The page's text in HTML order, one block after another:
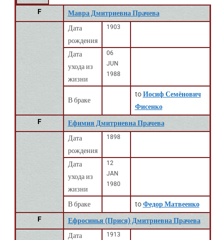
F
Мавра Дмитриевна Прачева
Дата
рождения
1903
Дата
ухода из
жизни
06
JUN
1988
В браке
toИосиф Семёнович
Фисенко
F
Ефимия Дмитриевна Прачева
Дата
рождения
1898
Дата
ухода из
жизни
12
JAN
1980
В браке toФедор Матвеенко
F
Ефросинья (Прися) Дмитриевна Прачева
Дата
1913